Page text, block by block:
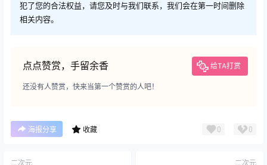
犯了您的合法权益，请您及时与我们联系，我们会在第一时间删除
相关内容。
点点赞赏，手留余香 给TA打赏
还没有人赞赏，快来当第一个赞赏的人吧！
海报分享 收藏 0 0
二次元 二次元